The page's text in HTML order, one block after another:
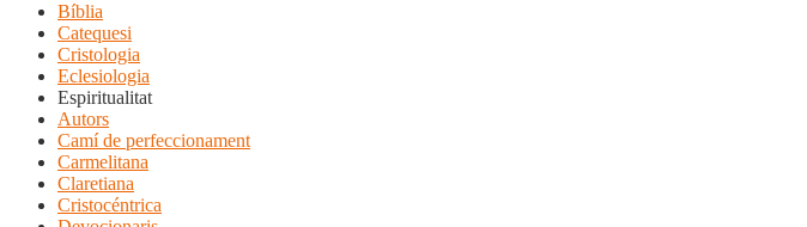
Bíblia
Catequesi
Cristologia
Eclesiologia
Espiritualitat
Autors
Camí de perfeccionament
Carmelitana
Claretiana
Cristocéntrica